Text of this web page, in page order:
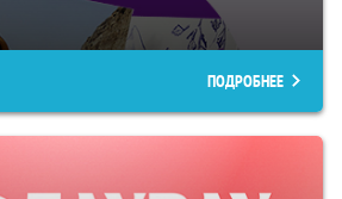
ПОДРОБНЕЕ